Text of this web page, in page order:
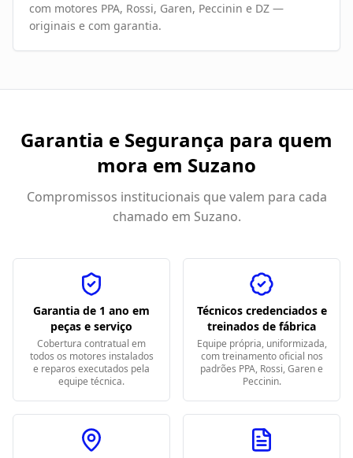
com motores PPA, Rossi, Garen, Peccinin e DZ —
originais e com garantia.
Garantia e Segurança para quem
mora em Suzano
Compromissos institucionais que valem para cada
chamado em Suzano.
Garantia de 1 ano em
peças e serviço
Cobertura contratual em
todos os motores instalados
e reparos executados pela
equipe técnica.
Técnicos credenciados e
treinados de fábrica
Equipe própria, uniformizada,
com treinamento oficial nos
padrões PPA, Rossi, Garen e
Peccinin.